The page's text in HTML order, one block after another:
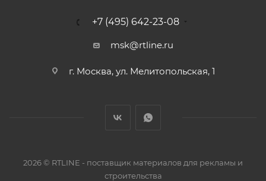
+7 (495) 642-23-08
msk@rtline.ru
г. Москва, ул. Мелитопольская, 1
2026 © RTLINE - поставщик материалов для рекламы и
строительства